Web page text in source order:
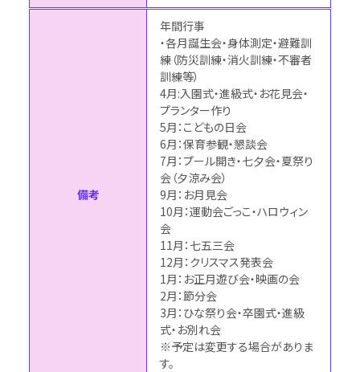
備考
年間行事
・各月誕生会・身体測定・避難訓
練（防災訓練・消火訓練・不審者
訓練等）
4月:入園式・進級式・お花見会・
プランター作り
5月：こどもの日会
6月：保育参観・懇談会
7月：プール開き・七夕会・夏祭り
会（夕涼み会）
9月：お月見会
10月：運動会ごっこ・ハロウィン
会
11月：七五三会
12月：クリスマス発表会
1月：お正月遊び会・映画の会
2月：節分会
3月：ひな祭り会・卒園式・進級
式・お別れ会
※予定は変更する場合がありま
す。